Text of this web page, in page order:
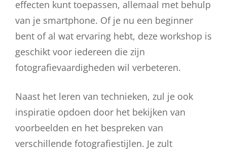
effecten kunt toepassen, allemaal met behulp
van je smartphone. Of je nu een beginner
bent of al wat ervaring hebt, deze workshop is
geschikt voor iedereen die zijn
fotografievaardigheden wil verbeteren.
Naast het leren van technieken, zul je ook
inspiratie opdoen door het bekijken van
voorbeelden en het bespreken van
verschillende fotografiestijlen. Je zult